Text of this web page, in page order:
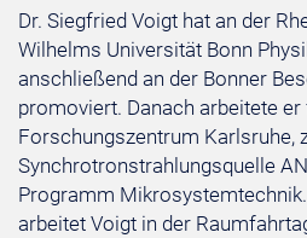
Dr. Siegfried Voigt hat an der
Wilhelms Universität Bonn
anschließend an der Bonner
promoviert. Danach arbeitete
Forschungszentrum Karlsruhe,
Synchrotronstrahlungsquelle
Programm
arbeitet Voigt in der